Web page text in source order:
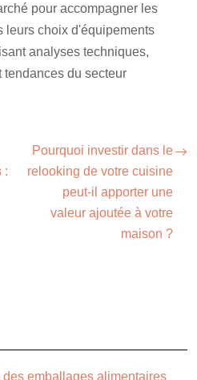
pour accompagner les
leurs choix d'équipements
analyses techniques,
tendances du secteur
:
Pourquoi investir dans le
relooking de votre cuisine
peut-il apporter une
valeur ajoutée à votre
maison ?
emballages alimentaires